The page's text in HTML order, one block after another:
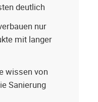
deutlich
nur
mit langer
wissen von
Sanierung